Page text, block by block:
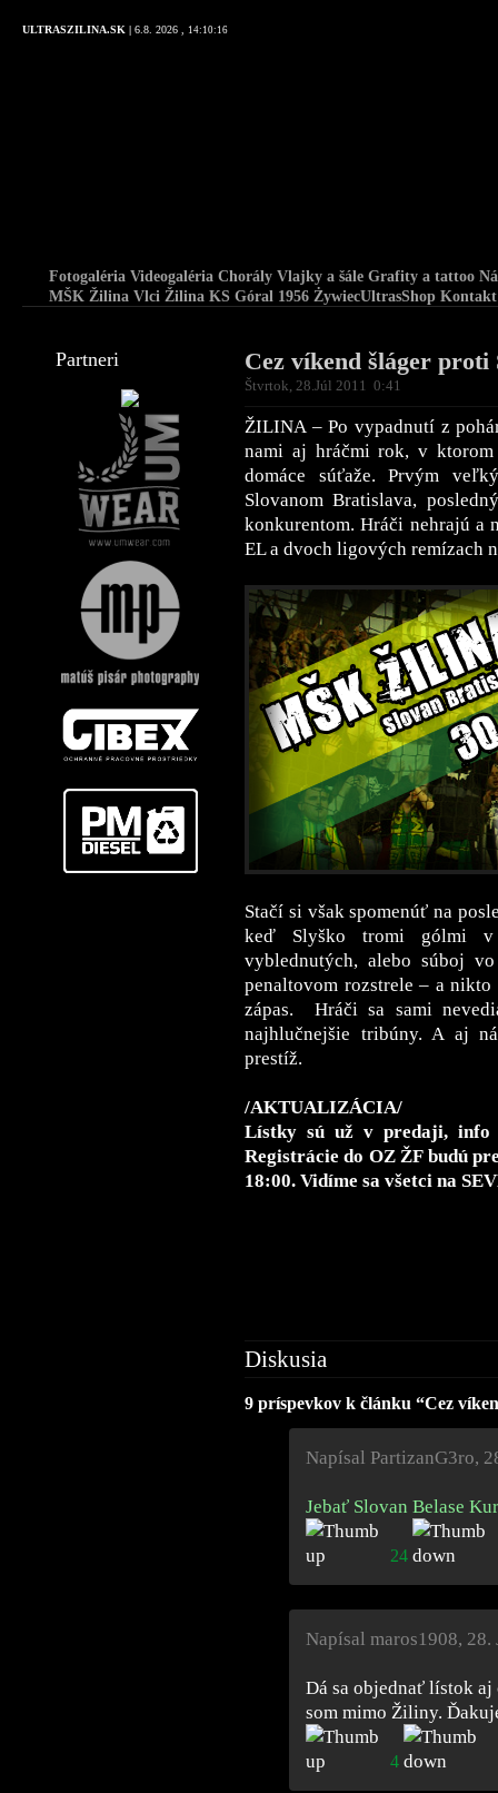
ULTRASZILINA.SK | 6.8. 2026 , 14:10:16
Fotogaléria Videogaléria Chorály Vlajky a šále Grafity a tattoo
MŠK Žilina Vlci Žilina KS Góral 1956 ŻywiecUltrasShop Kontakt
Partneri Cez víkend šláger proti
Štvrtok, 28.Júl 2011 0:41
ŽILINA – Po vypadnutí z
nami aj hráčmi rok, v ktorom
domáce súťaže. Prvým
Slovanom Bratislava,
konkurentom. Hráči nehrajú
EL a dvoch ligových remízach
Stačí si však spomenúť na
keď Slyško tromi gólmi v
vyblednutých, alebo súboj
penaltovom rozstrele – a
zápas. Hráči sa sami
najhlučnejšie tribúny. A aj
prestíž.
/AKTUALIZÁCIA/
Lístky sú už v predaji,
Registrácie do OZ ŽF budú
18:00. Vidíme sa všetci na
Diskusia
9 príspevkov k článku “Cez
Napísal PartizanG3ro,
Jebať Slovan Belase
24
Napísal maros1908, 28.
Dá sa objednať lístok aj
som mimo Žiliny.
4